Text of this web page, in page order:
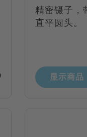
精密镊子，
直平圆头。
显示商品